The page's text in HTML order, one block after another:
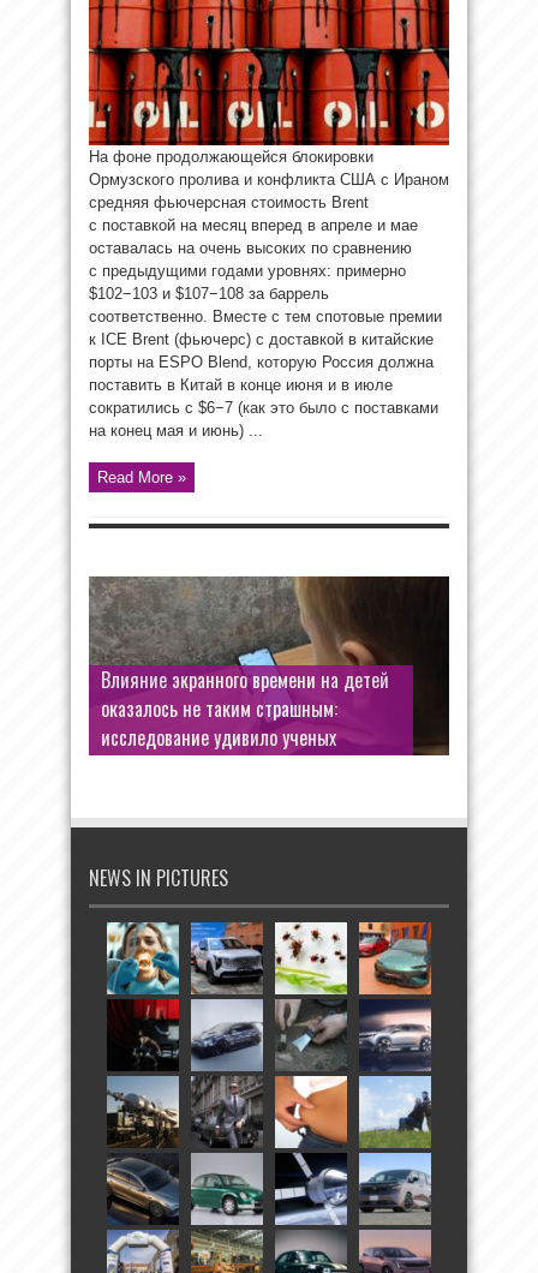
На фоне продолжающейся блокировки
Ормузского пролива и конфликта США с Ираном
средняя фьючерсная стоимость Brent
с поставкой на месяц вперед в апреле и мае
оставалась на очень высоких по сравнению
с предыдущими годами уровнях: примерно
$102−103 и $107−108 за баррель
соответственно. Вместе с тем спотовые премии
к ICE Brent (фьючерс) с доставкой в китайские
порты на ESPO Blend, которую Россия должна
поставить в Китай в конце июня и в июле
сократились с $6−7 (как это было с поставками
на конец мая и июнь) ...
Read More »
Влияние экранного времени на детей
оказалось не таким страшным:
исследование удивило ученых
NEWS IN PICTURES